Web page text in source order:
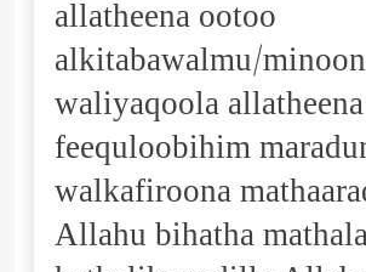
allatheena ootoo
alkitabawalmu/
waliyaqoola allatheena
feequloobihim
walkafiroona
Allahu bihatha